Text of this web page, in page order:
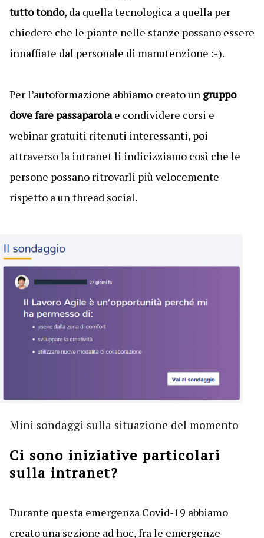
tutto tondo, da quella tecnologica a quella per
chiedere che le piante nelle stanze possano essere
innaffiate dal personale di manutenzione :-).
Per l’autoformazione abbiamo creato un gruppo
dove fare passaparolae condividere corsi e
webinar gratuiti ritenuti interessanti, poi
attraverso la intranet li indicizziamo così che le
persone possano ritrovarli più velocemente
rispetto a un thread social.
Mini sondaggi sulla situazione del momento
Ci sono iniziative particolari
sulla intranet?
Durante questa emergenza Covid-19 abbiamo
creato una sezione ad hoc, fra le emergenze